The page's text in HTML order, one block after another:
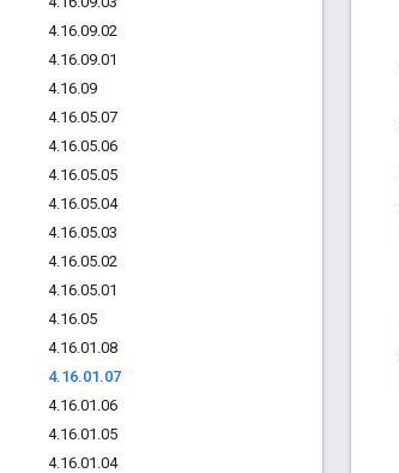
4.16.09.02
4.16.09.01
4.16.09
4.16.05.07
4.16.05.06
4.16.05.05
4.16.05.04
4.16.05.03
4.16.05.02
4.16.05.01
4.16.05
4.16.01 .08
4.16.01.07
4.16.01 .06
4.16.01 .05
4.16.01 .04